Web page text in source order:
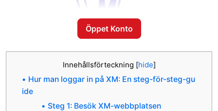
Öppet Konto
Innehållsförteckning [hide]
Hur man loggar in på XM: En steg-för-steg-gu
ide
Steg 1: Besök XM-webbplatsen